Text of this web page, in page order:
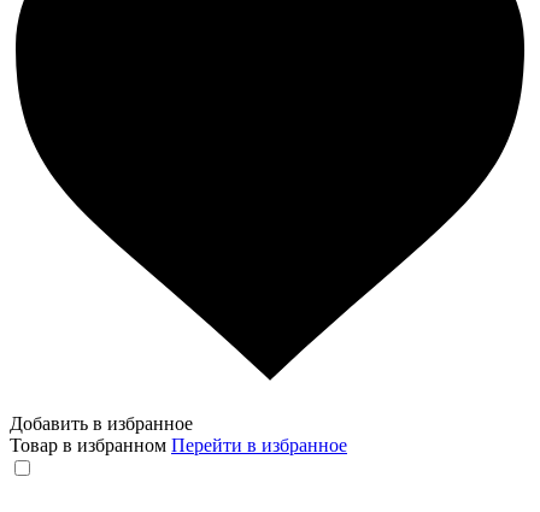
Добавить в избранное
Товар в избранном Перейти в избранное